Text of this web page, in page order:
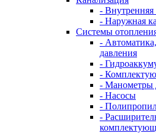
- Внутренняя
- Наружная
Системы
-
давления
-
-
- Манометры
- Насосы
-
-